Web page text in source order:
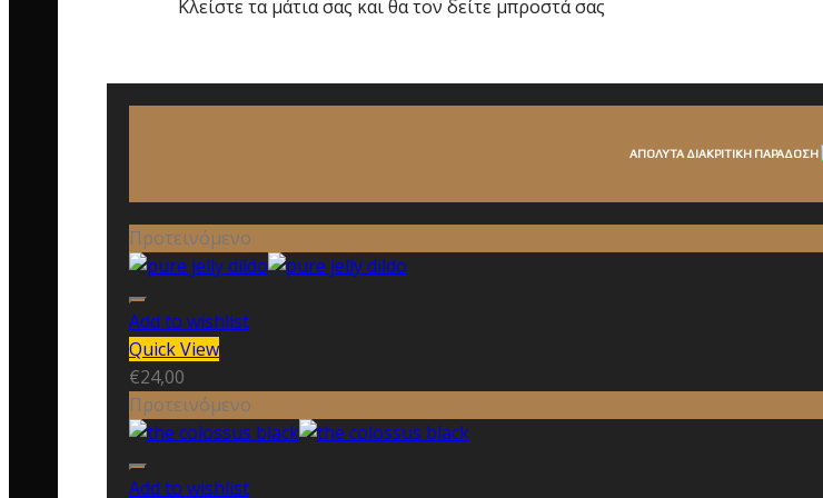
Κλείστε τα μάτια σας και θα τον δείτε μπροστά σας
ΑΠΟΛΥΤΑ ΔΙΑΚΡΙΤΙΚΗ ΠΑΡΑΔΟΣΗ
Προτεινόμενο
Add to wishlist
Quick View
€24,00
Προτεινόμενο
Add to wishlist